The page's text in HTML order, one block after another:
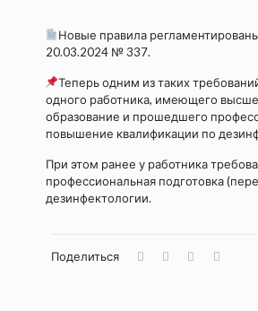
Новые правила
20.03.2024 № 337.
Теперь одним из таких
одного работника, имеющего
образование и прошедшего
повышение квалификации по
При этом ранее у работника
профессиональная подготовка
дезинфектологии.
Поделиться